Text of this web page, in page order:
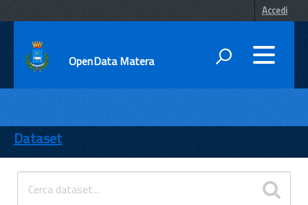
Accedi
OpenData Matera
ENTI
TEMI
INFORMAZIONI
Dataset